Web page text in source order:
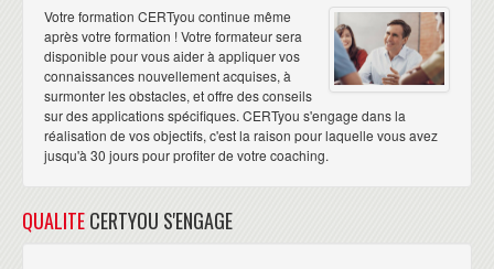
Votre formation CERTyou continue même
après votre formation ! Votre formateur sera
disponible pour vous aider à appliquer vos
connaissances nouvellement acquises, à
surmonter les obstacles, et offre des conseils
sur des applications spécifiques. CERTyou s'engage dans la
réalisation de vos objectifs, c'est la raison pour laquelle vous avez
jusqu'à 30 jours pour profiter de votre coaching.
QUALITECERTYOU S'ENGAGE